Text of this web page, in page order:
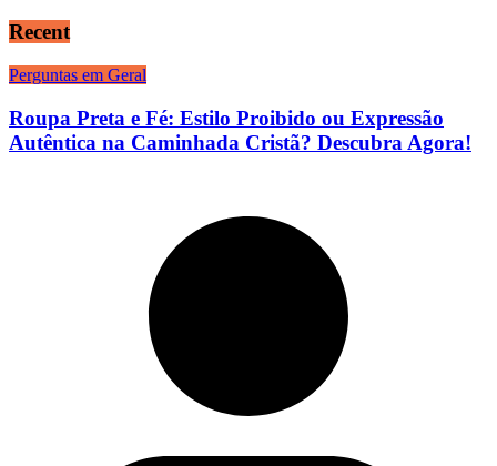
Recent
Perguntas em Geral
Roupa Preta e Fé: Estilo Proibido ou Expressão
Autêntica na Caminhada Cristã? Descubra Agora!